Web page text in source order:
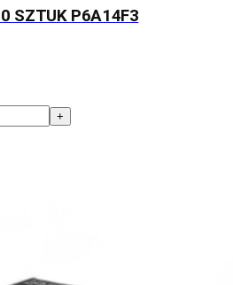
SZTUK P6A14F3
+